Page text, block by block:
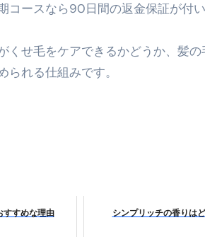
」になる！
！危険回避と安全な稼ぎ方を徹底解説
果を出す電話の仕方はコレ！
4選
コースなら90日間の返金保証が付
くせ毛をケアできるかどうか、髪
れる仕組みです。
すめな理由 シンプリッチの香りは